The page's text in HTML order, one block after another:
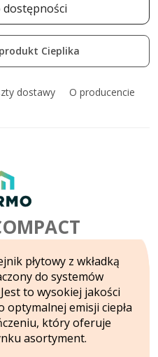
dostępności
Cieplika
dostawy
O producencie
płytowy z wkładką
do systemów
to wysokiej jakości
emisji ciepła
który oferuje
asortyment.